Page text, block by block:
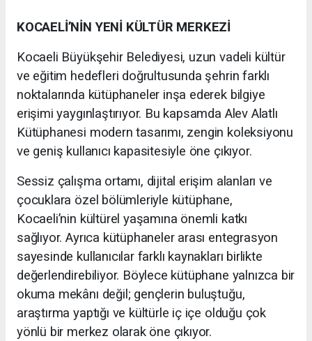
KOCAELİ’NİN YENİ KÜLTÜR MERKEZİ
Kocaeli Büyükşehir Belediyesi, uzun vadeli kültür
ve eğitim hedefleri doğrultusunda şehrin farklı
noktalarında kütüphaneler inşa ederek bilgiye
erişimi yaygınlaştırıyor. Bu kapsamda Alev Alatlı
Kütüphanesi modern tasarımı, zengin koleksiyonu
ve geniş kullanıcı kapasitesiyle öne çıkıyor.
Sessiz çalışma ortamı, dijital erişim alanları ve
çocuklara özel bölümleriyle kütüphane,
Kocaeli’nin kültürel yaşamına önemli katkı
sağlıyor. Ayrıca kütüphaneler arası entegrasyon
sayesinde kullanıcılar farklı kaynakları birlikte
değerlendirebiliyor. Böylece kütüphane yalnızca bir
okuma mekânı değil; gençlerin buluştuğu,
araştırma yaptığı ve kültürle iç içe olduğu çok
yönlü bir merkez olarak öne çıkıyor.